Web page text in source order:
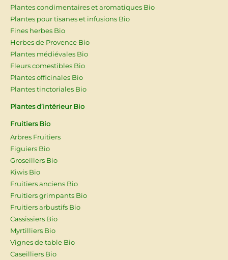
Plantes condimentaires et aromatiques Bio
Plantes pour tisanes et infusions Bio
Fines herbes Bio
Herbes de Provence Bio
Plantes médiévales Bio
Fleurs comestibles Bio
Plantes officinales Bio
Plantes tinctoriales Bio
Plantes d’intérieur Bio
Fruitiers Bio
Arbres Fruitiers
Figuiers Bio
Groseillers Bio
Kiwis Bio
Fruitiers anciens Bio
Fruitiers grimpants Bio
Fruitiers arbustifs Bio
Cassissiers Bio
Myrtilliers Bio
Vignes de table Bio
Caseilliers Bio